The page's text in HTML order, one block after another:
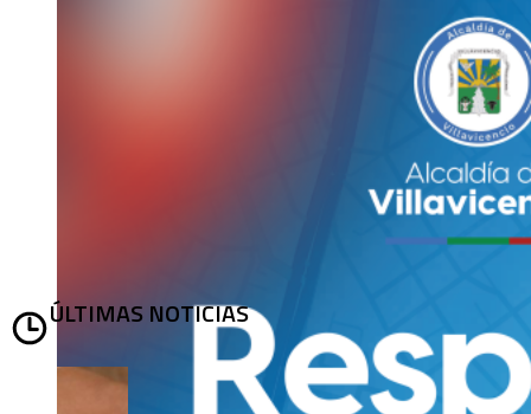
ÚLTIMAS NOTICIAS